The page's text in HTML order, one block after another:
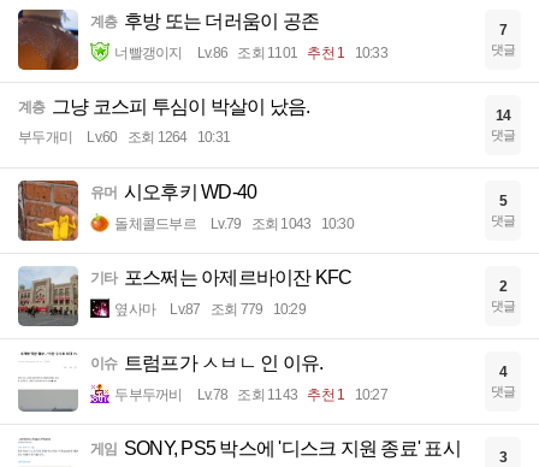
계층 후방 또는 더러움이 공존
너빨갱이지 Lv.86 조회 1101 추천 1 10:33
7
댓글
계층 그냥 코스피 투심이 박살이 났음.
부두개미 Lv.60 조회 1264 10:31
14
댓글
유머 시오후키 WD-40
돌체콜드부르 Lv.79 조회 1043 10:30
5
댓글
기타 포스쩌는 아제르바이잔 KFC
옆사마 Lv.87 조회 779 10:29
2
댓글
이슈 트럼프가 ㅅㅂㄴ 인 이유.
두부두꺼비 Lv.78 조회 1143 추천 1 10:27
4
댓글
게임 SONY, PS5 박스에 '디스크 지원 종료' 표시 3